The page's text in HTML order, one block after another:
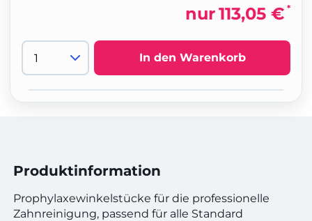
nur113,05 € *
In den Warenkorb
Produktinformation
Prophylaxewinkelstücke für die professionelle
Zahnreinigung, passend für alle Standard